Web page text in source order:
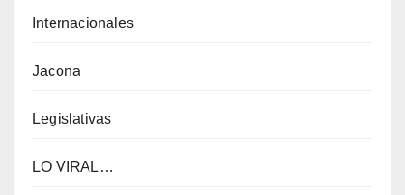
Internacionales
Jacona
Legislativas
LO VIRAL…